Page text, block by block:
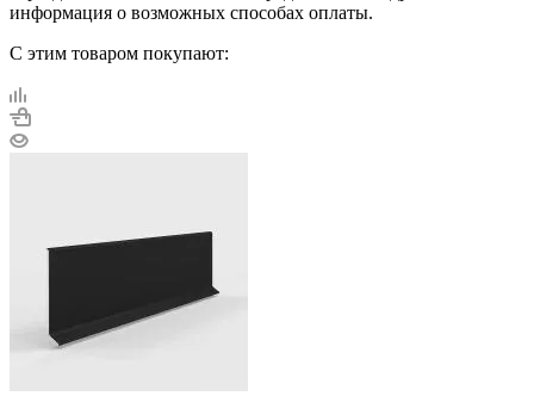
информация о возможных способах оплаты.
С этим товаром покупают: